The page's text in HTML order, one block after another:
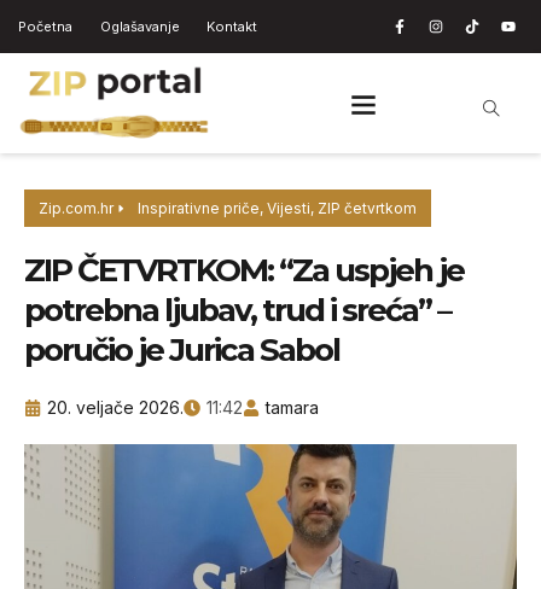
Početna Oglašavanje Kontakt
Zip.com.hr Inspirativne priče, Vijesti, ZIP četvrtkom
ZIP ČETVRTKOM: “Za uspjeh je
potrebna ljubav, trud i sreća” –
poručio je Jurica Sabol
20. veljače 2026. 11:42 tamara